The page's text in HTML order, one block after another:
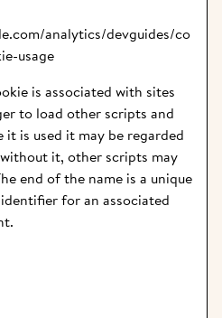
analytics/devguides/co
usage
is associated with sites
to load other scripts and
it is used it may be regarded
it, other scripts may
end of the name is a unique
for an associated